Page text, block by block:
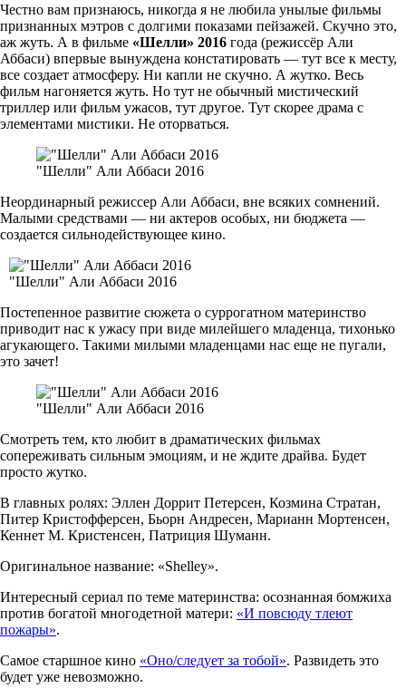
Честно вам признаюсь, никогда я не любила унылые фильмы
признанных мэтров с долгими показами пейзажей. Скучно это,
аж жуть. А в фильме «Шелли» 2016 года (режиссёр Али
Аббаси) впервые вынуждена констатировать — тут все к месту,
все создает атмосферу. Ни капли не скучно. А жутко. Весь
фильм нагоняется жуть. Но тут не обычный мистический
триллер или фильм ужасов, тут другое. Тут скорее драма с
элементами мистики. Не оторваться.
"Шелли" Али Аббаси 2016
Неординарный режиссер Али Аббаси, вне всяких сомнений.
Малыми средствами — ни актеров особых, ни бюджета —
создается сильнодействующее кино.
"Шелли" Али Аббаси 2016
Постепенное развитие сюжета о суррогатном материнство
приводит нас к ужасу при виде милейшего младенца, тихонько
агукающего. Такими милыми младенцами нас еще не пугали,
это зачет!
"Шелли" Али Аббаси 2016
Смотреть тем, кто любит в драматических фильмах
сопереживать сильным эмоциям, и не ждите драйва. Будет
просто жутко.
В главных ролях: Эллен Доррит Петерсен, Козмина Стратан,
Питер Кристофферсен, Бьорн Андресен, Марианн Мортенсен,
Кеннет М. Кристенсен, Патриция Шуманн.
Оригинальное название: «Shelley».
Интересный сериал по теме материнства: осознанная бомжиха
против богатой многодетной матери: «И повсюду тлеют
пожары».
Самое старшное кино «Оно/следует за тобой». Развидеть это
будет уже невозможно.